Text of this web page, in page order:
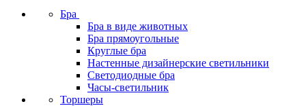
Бра
Бра в виде животных
Бра прямоугольные
Круглые бра
Настенные дизайнерские светильники
Светодиодные бра
Часы-светильник
Торшеры